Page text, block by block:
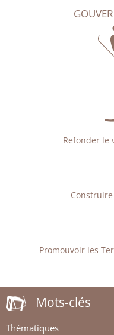
Refonder le
Promouvoir les
Mots-clés
Thématiques